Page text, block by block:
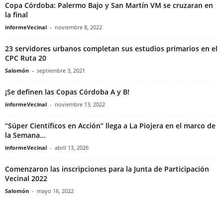
Copa Córdoba: Palermo Bajo y San Martín VM se cruzaran en
la final
informeVecinal - noviembre 8, 2022
23 servidores urbanos completan sus estudios primarios en el
CPC Ruta 20
Salomón - septiembre 3, 2021
¡Se definen las Copas Córdoba A y B!
informeVecinal - noviembre 13, 2022
“Súper Científicos en Acción” llega a La Piojera en el marco de
la Semana...
informeVecinal - abril 13, 2026
Comenzaron las inscripciones para la Junta de Participación
Vecinal 2022
Salomón - mayo 16, 2022